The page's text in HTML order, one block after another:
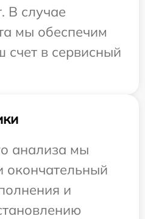
В случае
мы обеспечим
счет в сервисный
анализа мы
окончательный
и